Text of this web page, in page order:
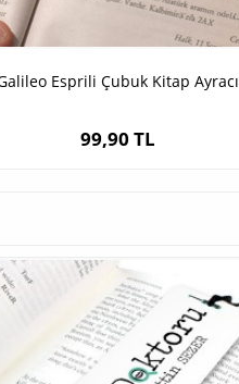
Esprili Çubuk Kitap Ayracı
99,90 TL